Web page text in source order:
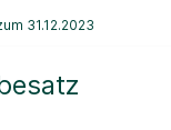
31.12.2023